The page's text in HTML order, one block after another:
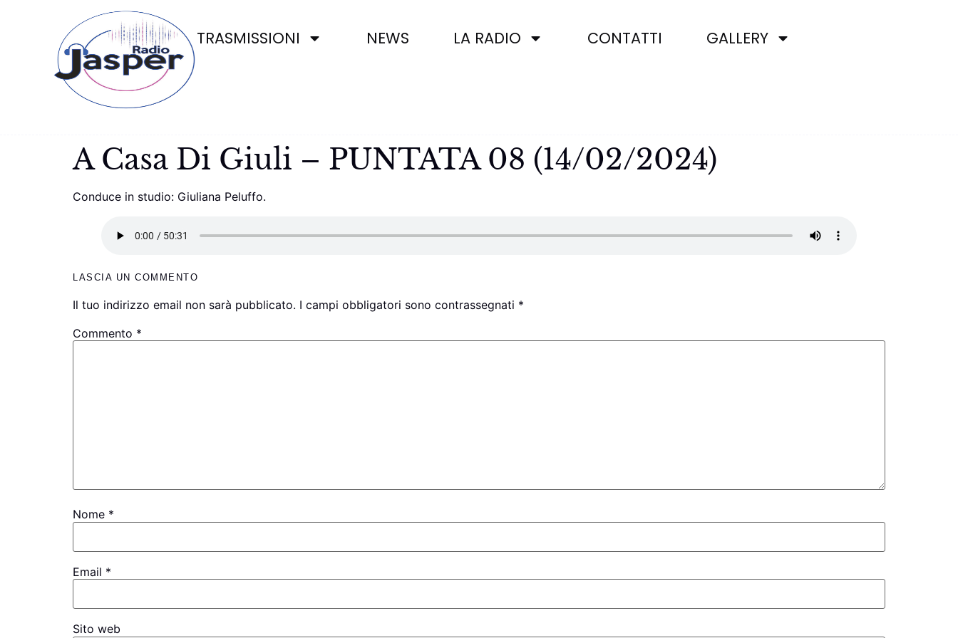
TRASMISSIONI NEWS LA RADIO CONTATTI GALLERY
A Casa Di Giuli – PUNTATA 08 (14/02/2024)
Conduce in studio: Giuliana Peluffo.
LASCIA UN COMMENTO
Il tuo indirizzo email non sarà pubblicato. I campi obbligatori sono contrassegnati *
Commento *
Nome *
Email *
Sito web